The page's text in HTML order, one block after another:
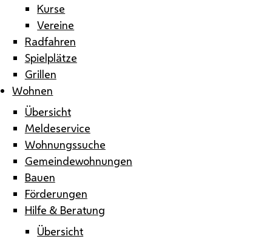
Kurse
Vereine
Radfahren
Spielplätze
Grillen
Wohnen
Übersicht
Meldeservice
Wohnungssuche
Gemeindewohnungen
Bauen
Förderungen
Hilfe & Beratung
Übersicht